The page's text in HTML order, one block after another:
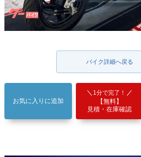
バイク詳細へ戻る
お気に入りに追加
1分で完了！
【無料】
見積・在庫確認